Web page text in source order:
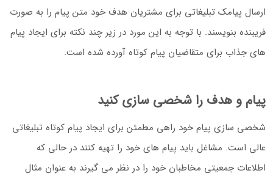
ارسال پیامک تبلیغاتی برای مشتریان هدف خود متن پیام را به صورت
فریبنده بنویسند. با توجه به این مورد در زیر چند نکته برای ایجاد پیام
های جذاب برای متقاضیان پیام کوتاه آورده شده است.
پیام و هدف را شخصی سازی کنید
شخصی سازی پیام خود راهی مطمئن برای ایجاد پیام کوتاه تبلیغاتی
عالی است. مشاغل باید پیام های خود را تهیه کنند در حالی که
اطلاعات جمعیتی مخاطبان خود را در نظر می گیرند به عنوان مثال